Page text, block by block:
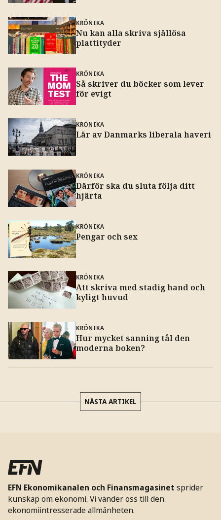
KRÖNIKA
Nu kan alla skriva själlösa
plattityder
KRÖNIKA
Så skriver du böcker som lever
för evigt
KRÖNIKA
Lär av Danmarks liberala haveri
KRÖNIKA
Därför ska du sluta följa ditt
hjärta
KRÖNIKA
Pengar och sex
KRÖNIKA
Att skriva med stadig hand och
kyligt huvud
KRÖNIKA
Hur mycket sanning tål den
moderna boken?
NÄSTA ARTIKEL
EFN Ekonomikanalen och Finansmagasinet sprider
kunskap om ekonomi. Vi vänder oss till den
ekonomiintresserade allmänheten.